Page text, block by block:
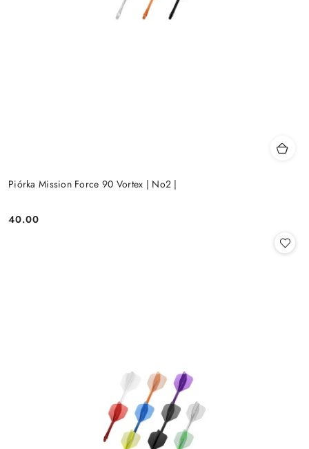
Piórka Mission Force 90 Vortex | No2 |
Cena:
40.00